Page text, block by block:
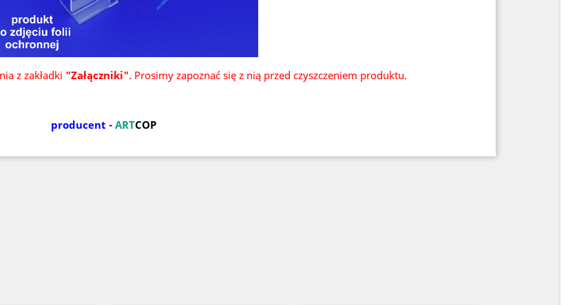
z zakładki "Załączniki". Prosimy zapoznać się z nią przed czyszczeniem produktu.
producent - ARTCOP